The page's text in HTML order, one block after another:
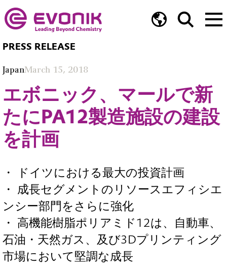
PRESS RELEASE
JapanMarch 15, 2018
エボニック、マールで新
たにPA12製造施設の建設
を計画
・ ドイツにおける最大の投資計画
・ 成長セグメントのリソースエフィシエ
ンシー部門をさらに強化
・ 高機能樹脂ポリアミド12は、自動車、
石油・天然ガス、及び3Dプリンティング
市場において堅調な成長